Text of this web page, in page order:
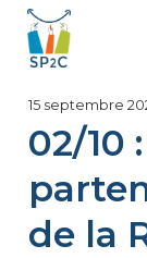
Aller
contenu
SP2C
15 septembre
02/10
de la